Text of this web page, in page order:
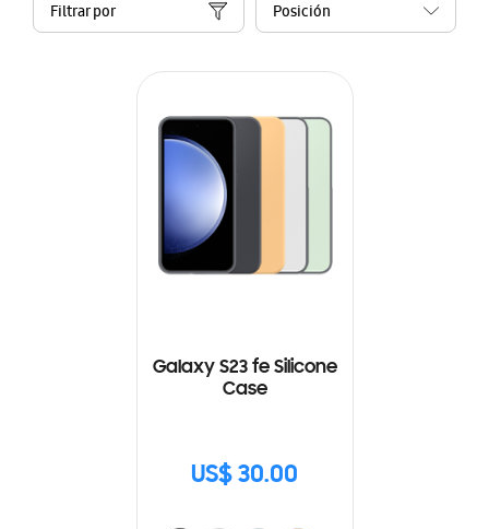
Filtrar por
Galaxy S23 fe Silicone
Case
US$ 30.00